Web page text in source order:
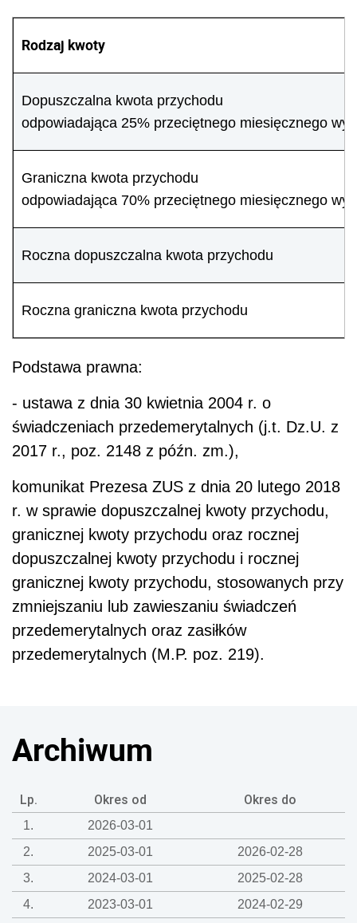
Rodzaj kwoty
Dopuszczalna kwota przychodu
odpowiadająca 25% przeciętnego miesięcznego
Graniczna kwota przychodu
odpowiadająca 70% przeciętnego miesięcznego
Roczna dopuszczalna kwota przychodu
Roczna graniczna kwota przychodu
Podstawa prawna:
- ustawa z dnia 30 kwietnia 2004 r. o
świadczeniach przedemerytalnych (j.t. Dz.U. z
2017 r., poz. 2148 z późn. zm.),
komunikat Prezesa ZUS z dnia 20 lutego 2018
r. w sprawie dopuszczalnej kwoty przychodu,
granicznej kwoty przychodu oraz rocznej
dopuszczalnej kwoty przychodu i rocznej
granicznej kwoty przychodu, stosowanych przy
zmniejszaniu lub zawieszaniu świadczeń
przedemerytalnych oraz zasiłków
przedemerytalnych (M.P. poz. 219).
Archiwum
Lp. Okres od Okres do
1.
2026-03-01
2.
2025-03-01
2026-02-28
3.
2024-03-01
2025-02-28
4.
2023-03-01
2024-02-29